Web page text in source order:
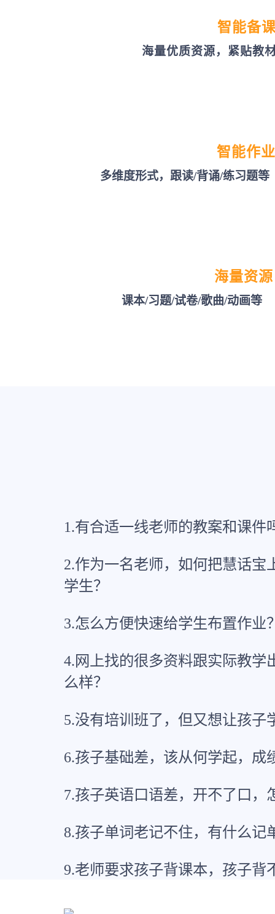
智能备
海量优质资源，紧贴教
智能作业
多维度形式，跟读/背诵/练习题等
海量资源
课本/习题/试卷/歌曲/动画等
1.有合适一线老师的教案和课件
2.作为一名老师，如何把慧话宝
学生？
3.怎么方便快速给学生布置作业
4.网上找的很多资料跟实际教学
么样？
5.没有培训班了，但又想让孩子
6.孩子基础差，该从何学起，成
7.孩子英语口语差，开不了口，
8.孩子单词老记不住，有什么记
9.老师要求孩子背课本，孩子背